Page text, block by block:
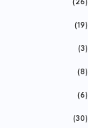
(26)
(19)
(3)
(8)
(6)
(30)